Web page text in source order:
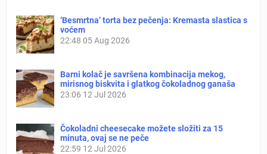
‘Besmrtna’ torta bez pečenja: Kremasta slastica s
voćem
22:48 05 Aug 2026
Barni kolač je savršena kombinacija mekog,
mirisnog biskvita i glatkog čokoladnog ganaša
23:06 12 Jul 2026
Čokoladni cheesecake možete složiti za 15
minuta, ovaj se ne peče
22:59 12 Jul 2026